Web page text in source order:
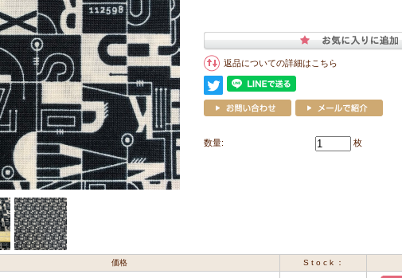
返品についての詳細はこちら
数量: 枚
価格 S t o c k ：